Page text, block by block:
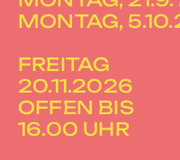
MONTAG,
FREITAG
20.11.2026
OFFEN BIS
16.00 UHR